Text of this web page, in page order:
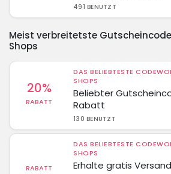
491 BENUTZT
Meist verbreitetste
Shops
20%
RABATT
DAS BELIEBTESTE
SHOPS
Beliebter
Rabatt
130 BENUTZT
RABATT
DAS BELIEBTESTE
SHOPS
Erhalte gratis